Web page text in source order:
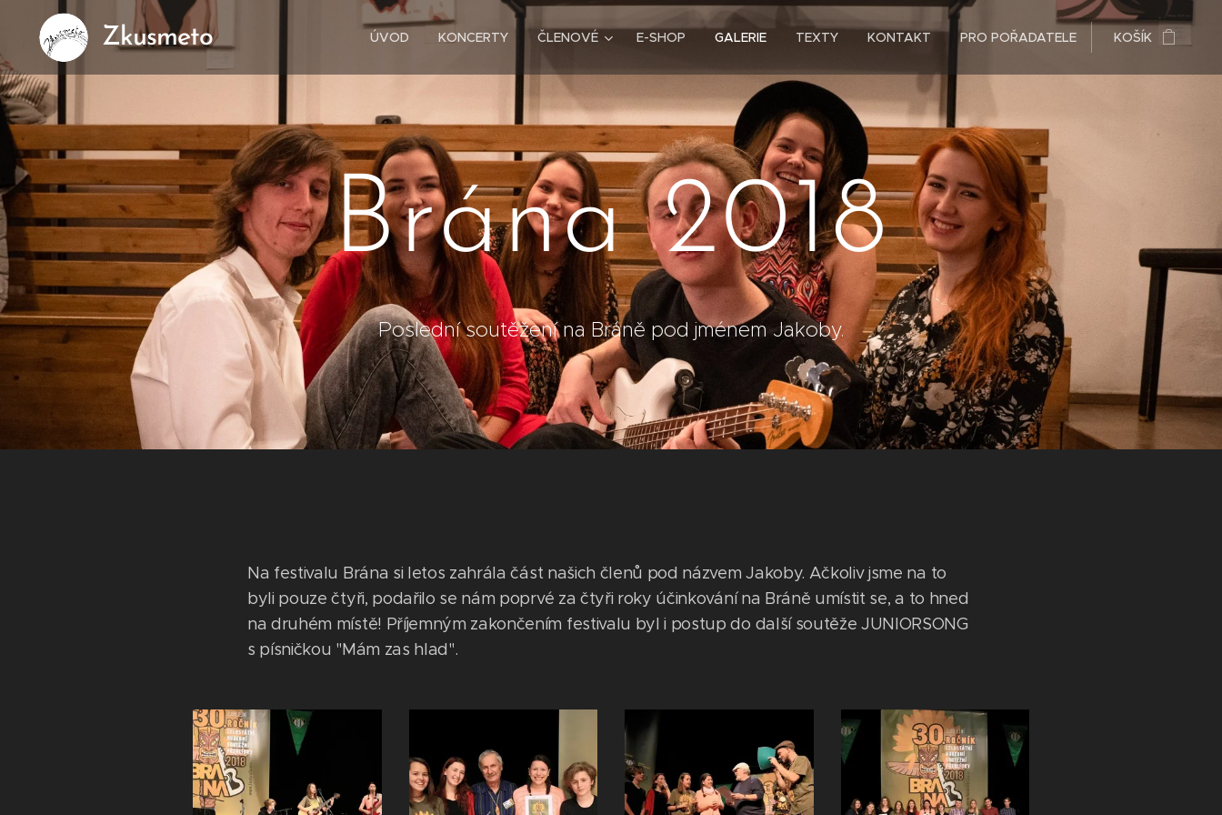
Zkusmeto ÚVOD KONCERTY ČLENOVÉ E-SHOP GALERIE TEXTY KONTAKT PRO POŘADATELE KOŠÍK
Brána 2018
Poslední soutěžení na Bráně pod jménem Jakoby.
Na festivalu Brána si letos zahrála část našich členů pod názvem Jakoby. Ačkoliv jsme na to
byli pouze čtyři, podařilo se nám poprvé za čtyři roky účinkování na Bráně umístit se, a to hned
na druhém místě! Příjemným zakončením festivalu byl i postup do další soutěže JUNIORSONG
s písničkou "Mám zas hlad".